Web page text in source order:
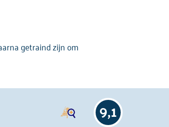
getraind zijn om
9,1